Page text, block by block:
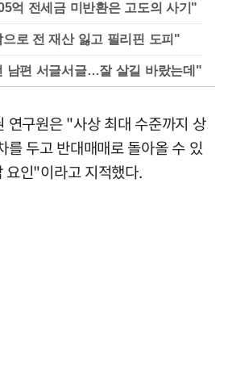
억 전세금 미반환은 고도의 사기"
로 전 재산 잃고 필리핀 도피"
남편 서글서글…잘 살길 바랐는데"
연구원은 "사상 최대 수준까지 상
를 두고 반대매매로 돌아올 수 있
요인"이라고 지적했다.